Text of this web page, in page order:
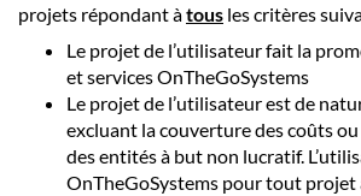
projets répondant àtous les critères
Le projet de l’utilisateur fait la
et services OnTheGoSystems
Le projet de l’utilisateur est de
excluant la couverture des coûts
des entités à but non lucratif.
OnTheGoSystems pour tout